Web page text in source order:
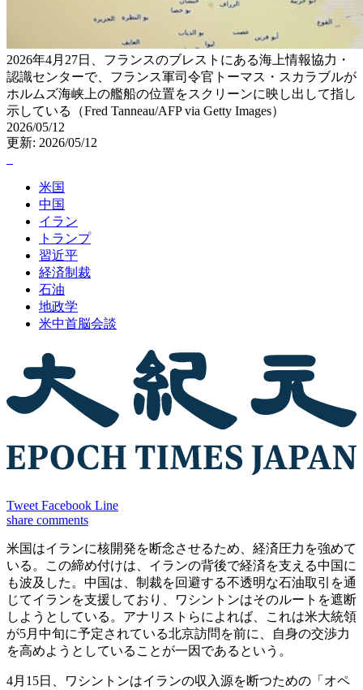
2026年4月27日、フランスのブレストにある海上情報協力・
認識センターで、フランス軍司令官トーマス・スカラブルが
ホルムズ海峡上の艦船の位置をスクリーンに映し出して指し
示している（Fred Tanneau/AFP via Getty Images）
2026/05/12
更新: 2026/05/12
米国
中国
イラン
トランプ
習近平
経済制裁
石油
地政学
米中首脳会談
Tweet Facebook Line
share comments
米国はイランに核開発を断念させるため、経済圧力を強めて
いる。この締め付けは、イランの背後で経済を支える中国に
も波及した。中国は、制裁を回避する不透明な石油取引を通
じてイランを支援しており、ワシントンはそのルートを遮断
しようとしている。アナリストらによれば、これは米大統領
が5月中旬に予定されている北京訪問を前に、自身の交渉力
を高めようとしていることが一因であるという。
4月15日、ワシントンはイランの収入源を断つための「オペ